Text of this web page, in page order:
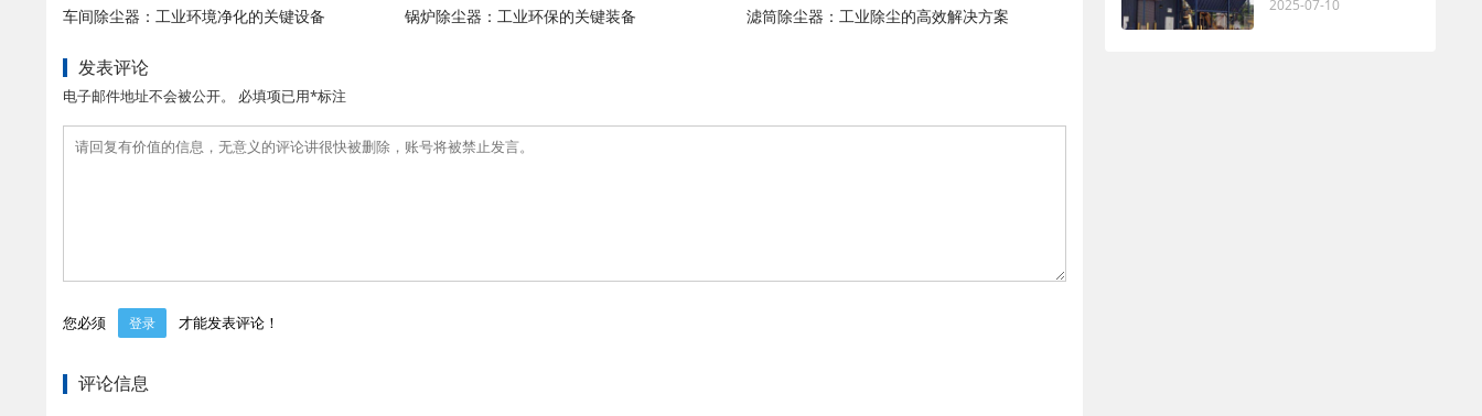
车间除尘器：工业环境净化的关键设备 锅炉除尘器：工业环保的关键装备 滤筒除尘器：工业除尘的高效解决方案
发表评论
电子邮件地址不会被公开。 必填项已用*标注
您必须 登录 才能发表评论！
评论信息
2025-07-10